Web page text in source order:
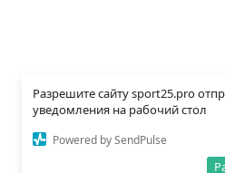
Разрешите сайту sport25.pro
уведомления на рабочий стол
Powered by SendPulse